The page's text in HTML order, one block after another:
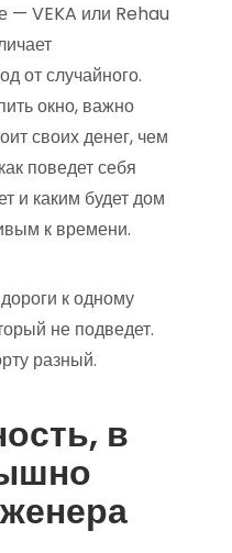
— VEKA или Rehau
от случайного.
окно, важно
своих денег, чем
поведет себя
и каким будет дом
к времени.
к одному
не подведет.
разный.
в